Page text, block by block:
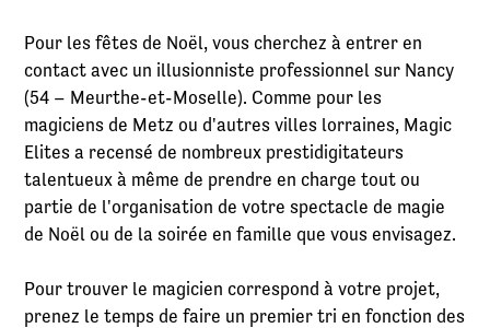
Pour les fêtes de Noël, vous cherchez à entrer en
contact avec un illusionniste professionnel sur Nancy
(54 – Meurthe-et-Moselle). Comme pour les
magiciens de Metz ou d'autres villes lorraines, Magic
Elites a recensé de nombreux prestidigitateurs
talentueux à même de prendre en charge tout ou
partie de l'organisation de votre spectacle de magie
de Noël ou de la soirée en famille que vous envisagez.
Pour trouver le magicien correspond à votre projet,
prenez le temps de faire un premier tri en fonction des